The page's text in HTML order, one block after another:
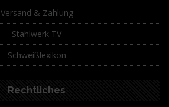
Versand & Zahlung
Stahlwerk TV
Schweißlexikon
Rechtliches